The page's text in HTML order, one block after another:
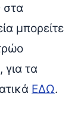
στα
μπορείτε
για τα
ΕΔΩ.